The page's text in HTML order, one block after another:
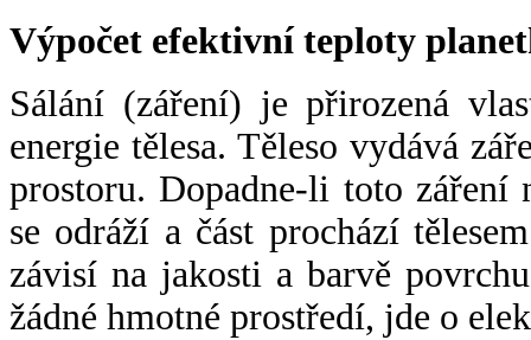
Výpočet efektivní teploty
Sálání (záření) je přirozená
energie tělesa. Těleso vydává
prostoru. Dopadne-li toto záření
se odráží a část prochází
závisí na jakosti a barvě
žádné hmotné prostředí, jde o